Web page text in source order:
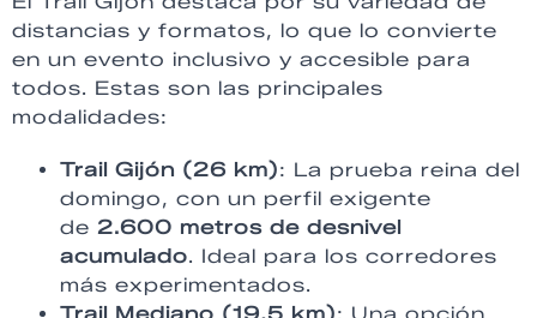
distancias y formatos, lo que lo convierte
en un evento inclusivo y accesible para
todos. Estas son las principales
modalidades:
Trail Gijón (26 km): La prueba reina del
domingo, con un perfil exigente
de 2.600 metros de desnivel
acumulado. Ideal para los corredores
más experimentados.